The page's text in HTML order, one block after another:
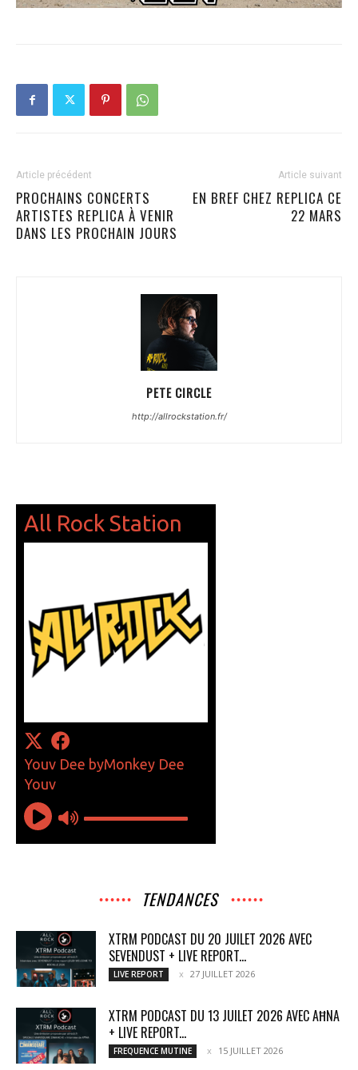
Article précédent
PROCHAINS CONCERTS
ARTISTES REPLICA À VENIR
DANS LES PROCHAIN JOURS
Article suivant
EN BREF CHEZ REPLICA CE
22 MARS
PETE CIRCLE
http://allrockstation.fr/
TENDANCES
XTRM PODCAST DU 20 JUILET 2026 AVEC
SEVENDUST + LIVE REPORT...
LIVE REPORT 27 JUILLET 2026
XTRM PODCAST DU 13 JUILET 2026 AVEC AĦNA
+ LIVE REPORT...
FREQUENCE MUTINE 15 JUILLET 2026